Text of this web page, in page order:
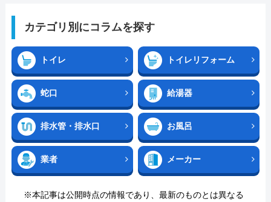
カテゴリ別にコラムを探す
トイレ トイレリフォーム
蛇口 給湯器
排水管・排水口 お風呂
業者 メーカー
※本記事は公開時点の情報であり、最新のものとは異なる